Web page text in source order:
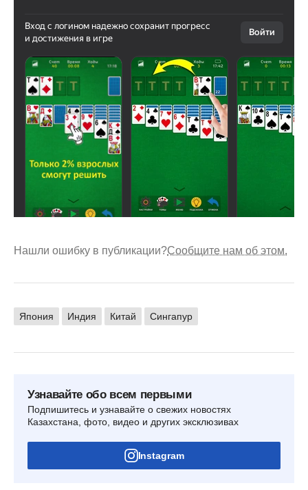
Нашли ошибку в публикации?Сообщите нам об этом.
Япония Индия Китай Сингапур
Узнавайте обо всем первыми
Подпишитесь и узнавайте о свежих новостях
Казахстана, фото, видео и других эксклюзивах
Instagram